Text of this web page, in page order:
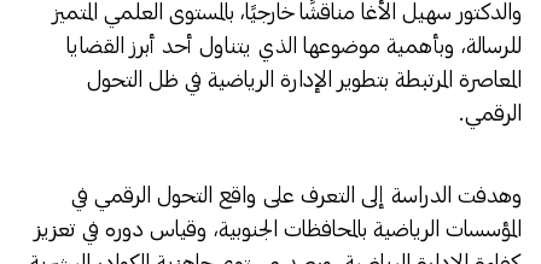
والدكتور سهيل الأغا مناقشًا خارجيًا، بالمستوى العلمي المتميز
للرسالة، وبأهمية موضوعها الذي يتناول أحد أبرز القضايا
المعاصرة المرتبطة بتطوير الإدارة الرياضية في ظل التحول
الرقمي.
وهدفت الدراسة إلى التعرف على واقع التحول الرقمي في
المؤسسات الرياضية بالمحافظات الجنوبية، وقياس دوره في تعزيز